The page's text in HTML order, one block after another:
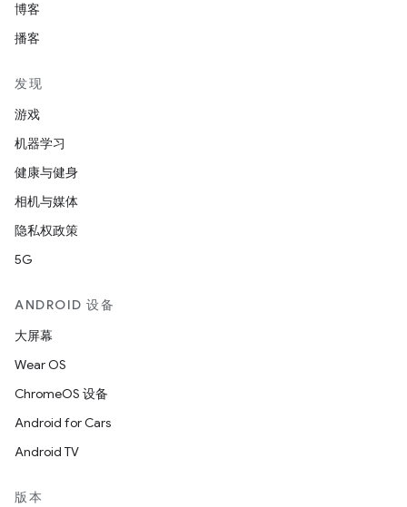
博客
播客
发现
游戏
机器学习
健康与健身
相机与媒体
隐私权政策
5G
ANDROID 设备
大屏幕
Wear OS
ChromeOS 设备
Android for Cars
Android TV
版本